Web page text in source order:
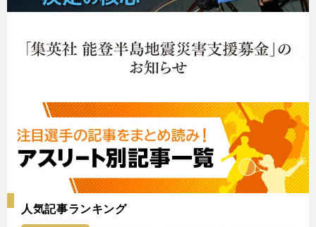
人気記事ランキング